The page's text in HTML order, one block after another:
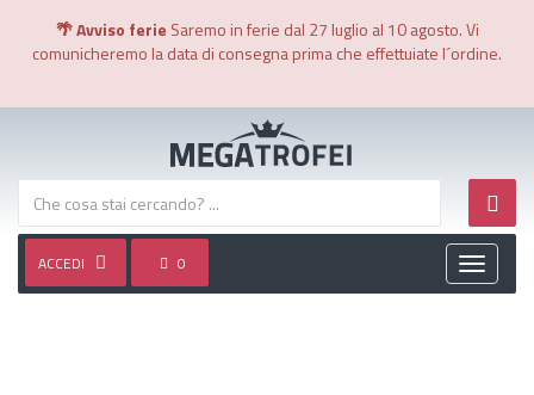
🌴 Avviso ferie Saremo in ferie dal 27 luglio al 10 agosto. Vi
comunicheremo la data di consegna prima che effettuiate l´ordine.
ACCEDI 0
Toggle